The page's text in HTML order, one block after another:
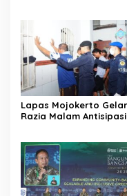
Lapas Mojokerto Gelar
Razia Malam Antisipasi